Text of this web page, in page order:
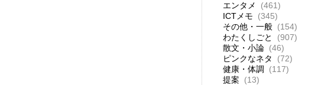
エンタメ
(461)
ICTメモ (345)
その他・一般 (154)
わたくしごと
(907)
散文・小論 (46)
ピンクなネタ
(72)
健康・体調
(117)
提案 (13)